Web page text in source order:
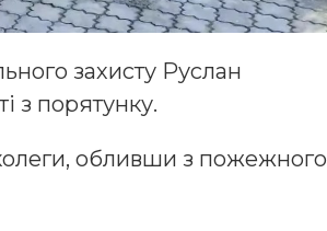
захисту Руслан
з порятунку.
обливши з пожежного